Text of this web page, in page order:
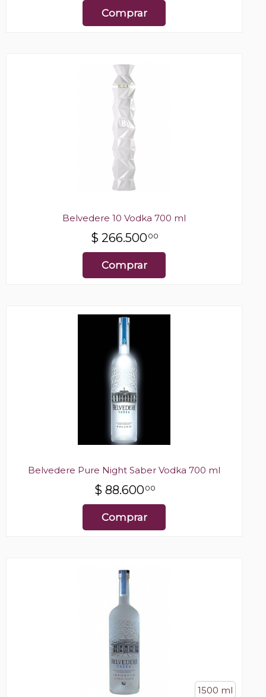
Comprar
Belvedere 10 Vodka 700 ml
$ 266.50000
Comprar
Belvedere Pure Night Saber Vodka 700 ml
$ 88.60000
Comprar
1500 ml